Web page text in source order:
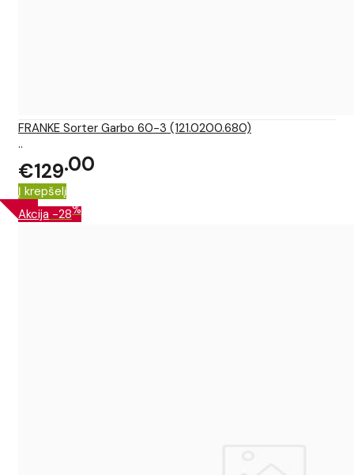
FRANKE Sorter Garbo 60-3 (121.0200.680)
..
€129 00
Į krepšelį
Akcija -28%